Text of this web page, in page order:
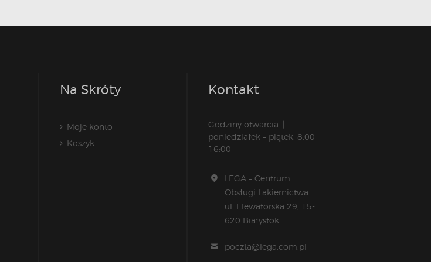
Na Skróty
Moje konto
Koszyk
Kontakt
Godziny otwarcia: |
poniedziałek – piątek: 8:00-
16:00
LEGA – Centrum
Obsługi Lakiernictwa
ul. Elewatorska 29, 15-
620 Białystok
poczta@lega.com.pl